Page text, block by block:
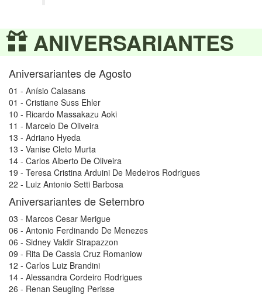
ANIVERSARIANTES
Aniversariantes de Agosto
01 - Anísio Calasans
01 - Cristiane Suss Ehler
10 - Ricardo Massakazu Aoki
11 - Marcelo De Oliveira
13 - Adriano Hyeda
13 - Vanise Cleto Murta
14 - Carlos Alberto De Oliveira
19 - Teresa Cristina Arduini De Medeiros Rodrigues
22 - Luiz Antonio Setti Barbosa
Aniversariantes de Setembro
03 - Marcos Cesar Merigue
06 - Antonio Ferdinando De Menezes
06 - Sidney Valdir Strapazzon
09 - Rita De Cassia Cruz Romaniow
12 - Carlos Luiz Brandini
14 - Alessandra Cordeiro Rodrigues
26 - Renan Seugling Perisse